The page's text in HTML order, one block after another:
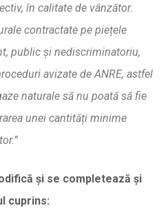
în calitate de vânzător.
contractate pe piețele
publicși nediscriminatoriu,
avizate de ANRE, astfel
naturale să nu poată să fie
rarea unei cantități minime
tor.”
ă și se completează şi
cuprins: